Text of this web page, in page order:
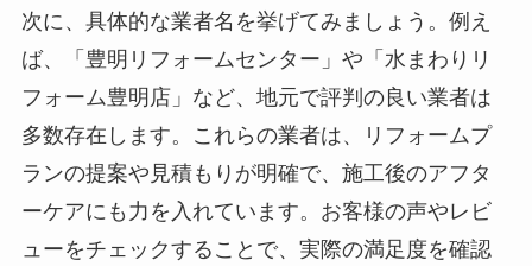
次に、具体的な業者名を挙げてみましょう。例え
ば、「豊明リフォームセンター」や「水まわりリ
フォーム豊明店」など、地元で評判の良い業者は
多数存在します。これらの業者は、リフォームプ
ランの提案や見積もりが明確で、施工後のアフタ
ーケアにも力を入れています。お客様の声やレビ
ューをチェックすることで、実際の満足度を確認